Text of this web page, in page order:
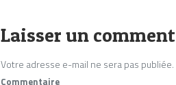
Laisser un
Votre adresse e-mail ne sera pas publiée.
Commentaire